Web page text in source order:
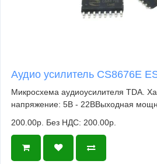
Аудио усилитель CS8676E
Микросхема аудиоусилителя TDA.
напряжение: 5В - 22ВВыходная
200.00р. Без НДС: 200.00р.